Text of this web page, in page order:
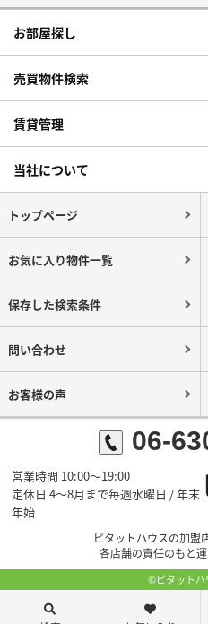
お部屋探し
売買物件検索
賃貸管理
当社について
トップページ
お気に入り物件一覧
保存した検索条件
問い合わせ
お客様の声
06-
営業時間 10:00～19:00
定休日 4～8月まで毎週水曜日 / 年末
年始
ピタットハウスの加盟
各店舗の責任のもと運
©ピタットハ